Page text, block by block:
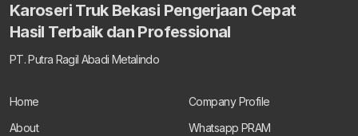
Karoseri Truk Bekasi Pengerjaan Cepat
Hasil Terbaik dan Professional
PT. Putra Ragil Abadi Metalindo
Home
About
Company Profile
Whatsapp PRAM